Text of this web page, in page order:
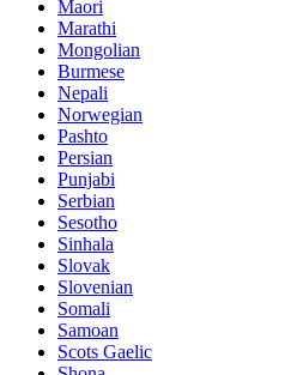
Maori
Marathi
Mongolian
Burmese
Nepali
Norwegian
Pashto
Persian
Punjabi
Serbian
Sesotho
Sinhala
Slovak
Slovenian
Somali
Samoan
Scots Gaelic